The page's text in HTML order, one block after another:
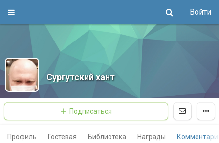
Войти
Сургутский хант
Подписаться
Профиль Гостевая Библиотека Награды